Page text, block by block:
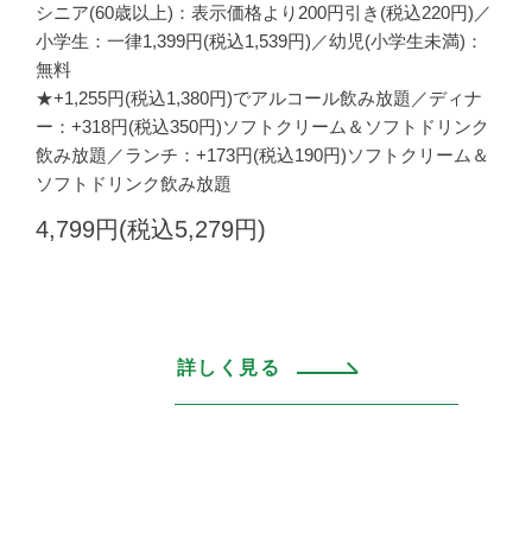
シニア(60歳以上)：表示価格より200円引き(税込220円)／
小学生：一律1,399円(税込1,539円)／幼児(小学生未満)：
無料
★+1,255円(税込1,380円)でアルコール飲み放題／ディナ
ー：+318円(税込350円)ソフトクリーム＆ソフトドリンク
飲み放題／ランチ：+173円(税込190円)ソフトクリーム＆
ソフトドリンク飲み放題
4,799円(税込5,279円)
詳しく見る